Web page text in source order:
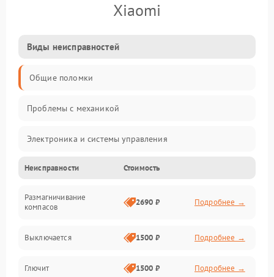
Xiaomi
Виды неисправностей
Общие поломки
Проблемы с механикой
Электроника и системы управления
Проблемы с сигналом
Двигатели и силовая установка
Неисправности Стоимость
Размагничивание
компасов
2690 ₽ Подробнее →
Выключается 1500 ₽ Подробнее →
Глючит 1500 ₽ Подробнее →